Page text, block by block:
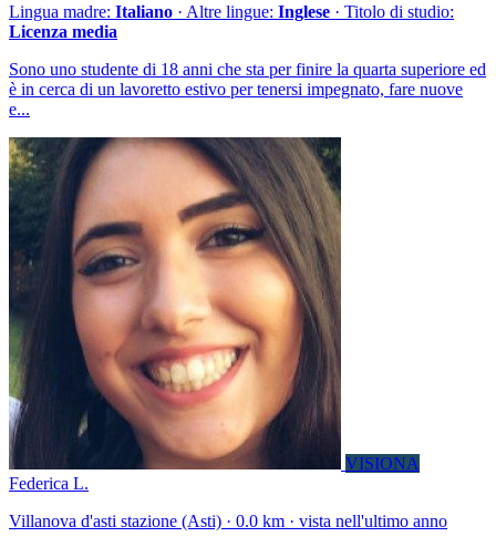
Lingua madre: Italiano · Altre lingue: Inglese · Titolo di studio:
Licenza media
Sono uno studente di 18 anni che sta per finire la quarta superiore ed
è in cerca di un lavoretto estivo per tenersi impegnato, fare nuove
e...
VISIONA
Federica L.
Villanova d'asti stazione (Asti) · 0.0 km · vista nell'ultimo anno